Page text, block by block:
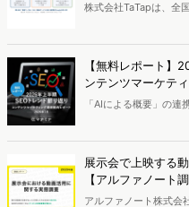
株式会社TaTapは、全
と、AIで知った商品
ました。
【無料レポート】
ンテンツマーケテ
「AIによる概要」の
のSEO領域には変化
し、最多のChatGPTを
ザーの選択肢の多様化
必見の2026年上半期概
料でDLできます。ま
展示会で上映する
【アルファノート調
アルファノート株式会